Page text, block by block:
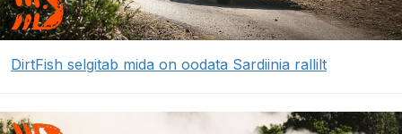
DirtFish selgitab mida on oodata Sardiinia rallilt